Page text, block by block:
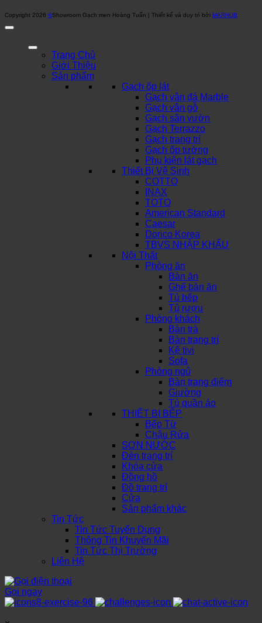
Copyright 2026 ©Showroom Gạch men Hoàng Tuấn | Thiết kế và duy trì bởi MARHUB
Trang Chủ
Giới Thiệu
Sản phẩm
Gạch ốp lát
Gạch vân đá Marble
Gạch vân gỗ
Gạch sân vườn
Gạch Terrazzo
Gạch trang trí
Gạch ốp tường
Phụ kiện lát gạch
Thiết Bị Vệ Sinh
COTTO
INAX
TOTO
American Standard
Caesar
Dorico Korea
TBVS NHẬP KHẨU
Nội Thất
Phòng ăn
Bàn ăn
Ghế bàn ăn
Tủ bếp
Tủ rượu
Phòng khách
Bàn trà
Bàn trang trí
Kệ tivi
Sofa
Phòng ngủ
Bàn trang điểm
Giường
Tủ quần áo
THIẾT BỊ BẾP
Bếp Từ
Chậu Rửa
SƠN NƯỚC
Đèn trang trí
Khóa cửa
Đồng hồ
Đồ trang trí
Cửa
Sản phẩm khác
Tin Tức
Tin Tức Tuyển Dụng
Thông Tin Khuyến Mãi
Tin Tức Thị Trường
Liên Hệ
Gọi ngay